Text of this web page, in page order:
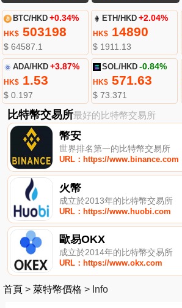
BTC/HKD +0.34%
HK$503198
$ 64587.1
ETH/HKD +2.04%
HK$ 14890
$ 1911.13
ADA/HKD +3.87%
HK$1.53
$ 0.197
SOL/HKD -0.84%
HK$ 571.63
$ 73.371
比特幣交易所最好的比特幣交易所
幣安
世界排名第一的比特幣交易所
URL：https://www.binance.com
火幣
成立於2013年的比特幣交易所
URL：https://www.huobi.com
歐易OKX
成立於2014年的比特幣交易所
URL：https://www.okx.com
首頁 > 萊特幣價格 > Info